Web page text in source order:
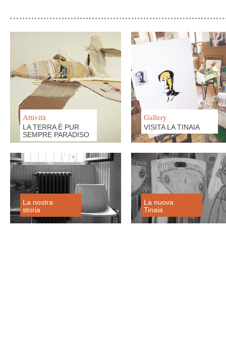
Attività
LA TERRA È PUR
SEMPRE PARADISO
Gallery
VISITA LA TINAIA
La nostra
storia
La nuova
Tinaia